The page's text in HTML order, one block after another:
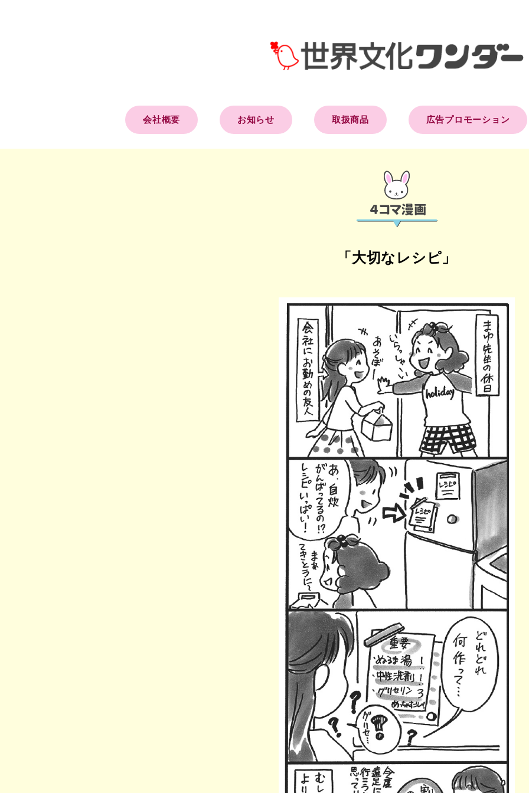
会社概要 お知らせ 取扱商品 広告プロモーション
「大切なレシピ」